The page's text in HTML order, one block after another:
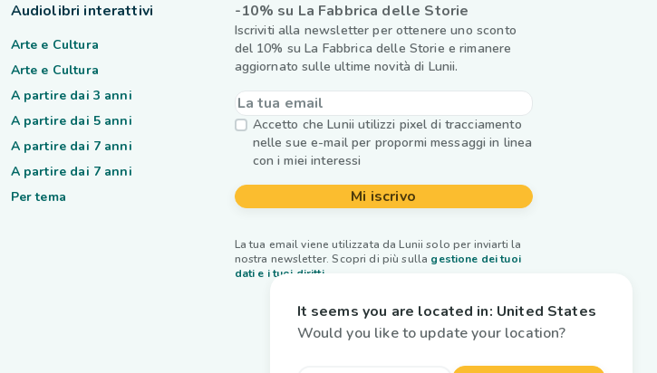
-10% su La Fabbrica delle Storie
Iscriviti alla newsletter per ottenere uno sconto
del 10% su La Fabbrica delle Storie e rimanere
aggiornato sulle ultime novità di Lunii.
Accetto che Lunii utilizzi pixel di tracciamento
nelle sue e-mail per propormi messaggi in linea
con i miei interessi
Mi iscrivo
La tua email viene utilizzata da Lunii solo per inviarti la
nostra newsletter. Scopri di più sulla gestione dei tuoi
dati e i tuoi diritti.
Audiolibri interattivi
Arte e Cultura
Arte e Cultura
A partire dai 3 anni
A partire dai 5 anni
A partire dai 7 anni
A partire dai 7 anni
Per tema
It seems you are located in: United States
Would you like to update your location?